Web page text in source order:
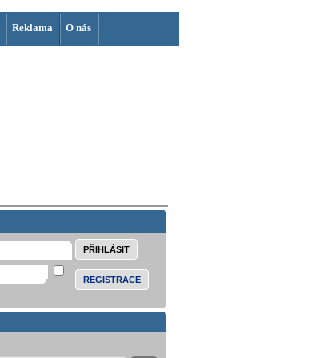
Reklama O nás
REGISTRACE